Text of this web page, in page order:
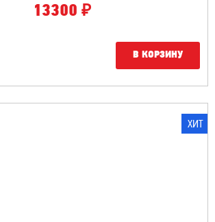
13300 ₽
В КОРЗИНУ
ХИТ